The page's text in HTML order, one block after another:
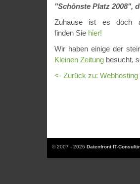
"Schönste Platz 2008",
Zuhause ist es doch
finden Sie hier!
Wir haben einige der
Kleinen Zeitung besucht,
<- Zurück zu:
© 2007 - 2026 Datenfront IT-